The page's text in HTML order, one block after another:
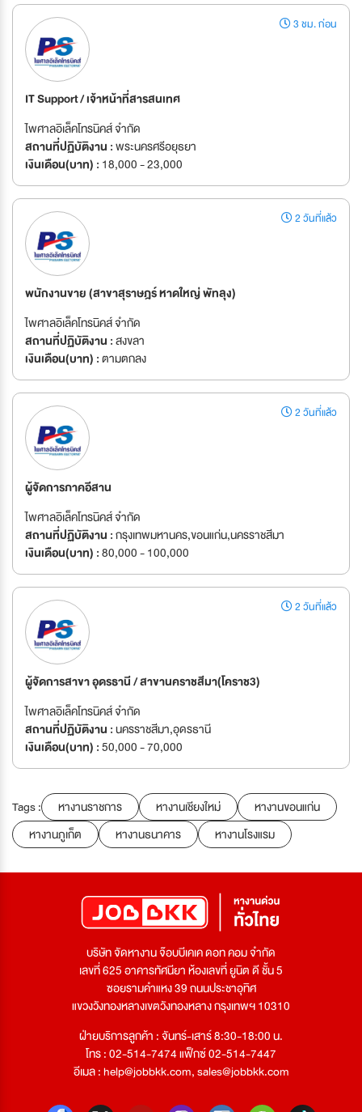
3 ชม. ก่อน
IT Support / เจ้าหน้าที่สารสนเทศ
ไพศาลอิเล็คโทรนิคส์ จำกัด
สถานที่ปฏิบัติงาน :พระนครศรีอยุธยา
เงินเดือน(บาท) : 18,000 - 23,000
2 วันที่แล้ว
พนักงานขาย (สาขาสุราษฎร์ หาดใหญ่ พัทลุง)
ไพศาลอิเล็คโทรนิคส์ จำกัด
สถานที่ปฏิบัติงาน :สงขลา
เงินเดือน(บาท) :ตามตกลง
2 วันที่แล้ว
ผู้จัดการภาคอีสาน
ไพศาลอิเล็คโทรนิคส์ จำกัด
สถานที่ปฏิบัติงาน :กรุงเทพมหานคร,ขอนแก่น,นครราชสีมา
เงินเดือน(บาท) :80,000 - 100,000
2 วันที่แล้ว
ผู้จัดการสาขา อุดรธานี / สาขานคราชสีมา(โคราช3)
ไพศาลอิเล็คโทรนิคส์ จำกัด
สถานที่ปฏิบัติงาน :นครราชสีมา,อุดรธานี
เงินเดือน(บาท) :50,000 - 70,000
Tags : หางานราชการ หางานเชียงใหม่
หางานขอนแก่น
หางานภูเก็ต
หางานธนาคาร หางานโรงแรม
บริษัท จัดหางาน จ๊อบบีเคเค ดอท คอม จำกัด
เลขที่ 625 อาคารทัศนียา ห้องเลขที่ ยูนิต ดี ชั้น 5
ซอยรามคำแหง 39 ถนนประชาอุทิศ
แขวงวังทองหลางเขตวังทองหลาง กรุงเทพฯ 10310
ฝ่ายบริการลูกค้า : จันทร์-เสาร์ 8:30-18:00 น.
โทร : 02-514-7474 แฟ็กซ์ 02-514-7447
อีเมล :help@jobbkk.com,sales@jobbkk.com